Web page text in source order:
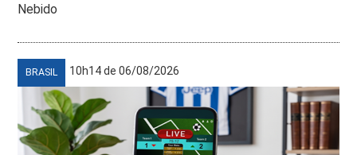
Nebido
BRASIL 10h14 de 06/08/2026